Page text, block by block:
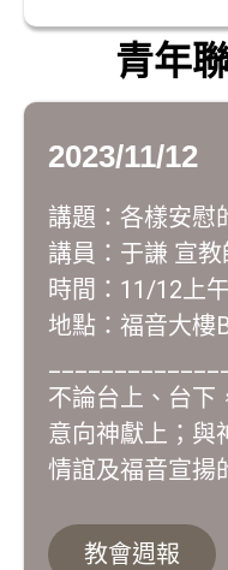
青年
2023/11/12
講題：各樣安慰
講員：于謙 宣教
時間：11/12上
地點：福音大樓
不論台上、台下
意向神獻上；與
情誼及福音宣揚
教會週報